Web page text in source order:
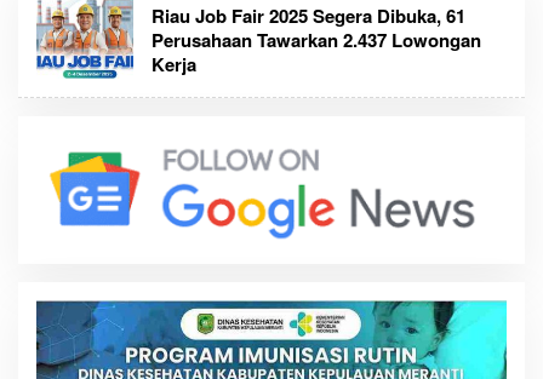
Riau Job Fair 2025 Segera Dibuka, 61
Perusahaan Tawarkan 2.437 Lowongan
Kerja